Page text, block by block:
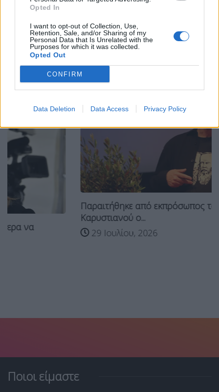
Opted In
I want to opt-out of Collection, Use,
Retention, Sale, and/or Sharing of my
Personal Data that Is Unrelated with the
Purposes for which it was collected.
Opted Out
CONFIRM
Data Deletion Data Access Privacy Policy
Tags: open tv
ΠΑΠΑΔΟΠΟΥΛΟΣ ΤΑΣΟΥΛΗ
Σχετικά Άρθρα
Παραιτήθηκε από εκπρόσωπος του κόμματος
Καρυστιανού ο...
29 Ιουλίου, 2026
Ποιοι είμαστε